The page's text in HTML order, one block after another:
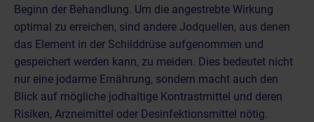
Beginn der Behandlung. Um die angestrebte Wirkung
optimal zu erreichen, sind andere Jodquellen, aus denen
das Element in der Schilddrüse aufgenommen und
gespeichert werden kann, zu meiden. Dies bedeutet nicht
nur eine jodarme Ernährung, sondern macht auch den
Blick auf mögliche jodhaltige Kontrastmittel und deren
Risiken, Arzneimittel oder Desinfektionsmittel nötig.